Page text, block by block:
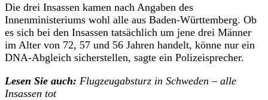
Die drei Insassen kamen nach Angaben des
Innenministeriums wohl alle aus Baden-Württemberg. Ob
es sich bei den Insassen tatsächlich um jene drei Männer
im Alter von 72, 57 und 56 Jahren handelt, könne nur ein
DNA-Abgleich sicherstellen, sagte ein Polizeisprecher.
Lesen Sie auch: Flugzeugabsturz in Schweden – alle
Insassen tot